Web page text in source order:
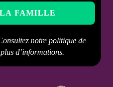
notre politique de
d’informations.